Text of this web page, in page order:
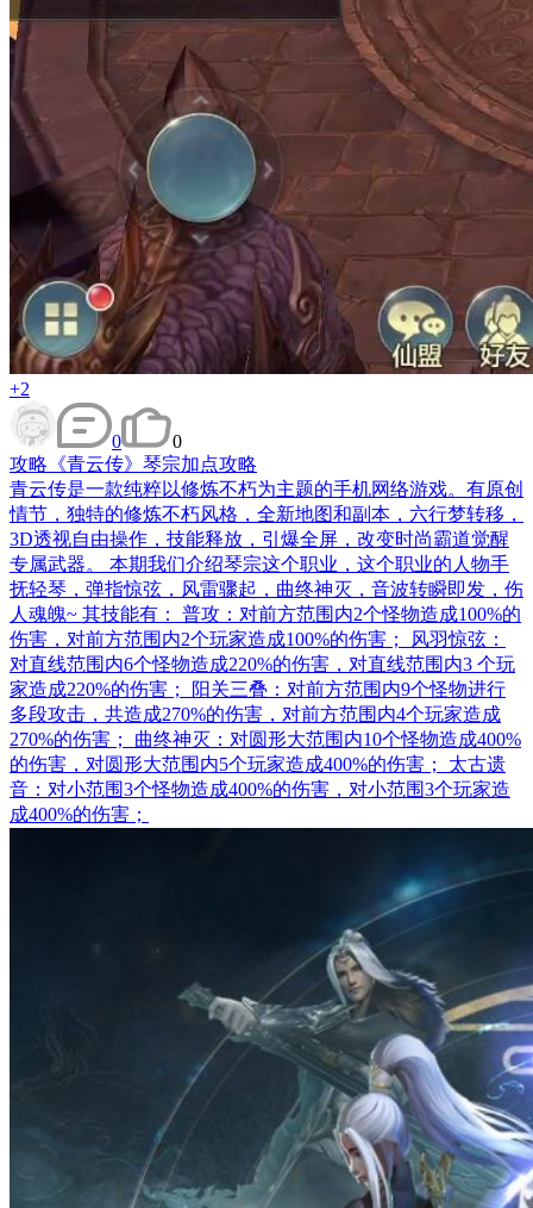
+2
0
0
攻略 《青云传》琴宗加点攻略
青云传是一款纯粹以修炼不朽为主题的手机网络游戏。有原创
情节，独特的修炼不朽风格，全新地图和副本，六行梦转移，
3D透视自由操作，技能释放，引爆全屏，改变时尚霸道觉醒
专属武器。 本期我们介绍琴宗这个职业，这个职业的人物手
抚轻琴，弹指惊弦，风雷骤起，曲终神灭，音波转瞬即发，伤
人魂魄~ 其技能有： 普攻：对前方范围内2个怪物造成100%的
伤害，对前方范围内2个玩家造成100%的伤害； 风羽惊弦：
对直线范围内6个怪物造成220%的伤害，对直线范围内3 个玩
家造成220%的伤害； 阳关三叠：对前方范围内9个怪物进行
多段攻击，共造成270%的伤害，对前方范围内4个玩家造成
270%的伤害； 曲终神灭：对圆形大范围内10个怪物造成400%
的伤害，对圆形大范围内5个玩家造成400%的伤害； 太古遗
音：对小范围3个怪物造成400%的伤害，对小范围3个玩家造
成400%的伤害；